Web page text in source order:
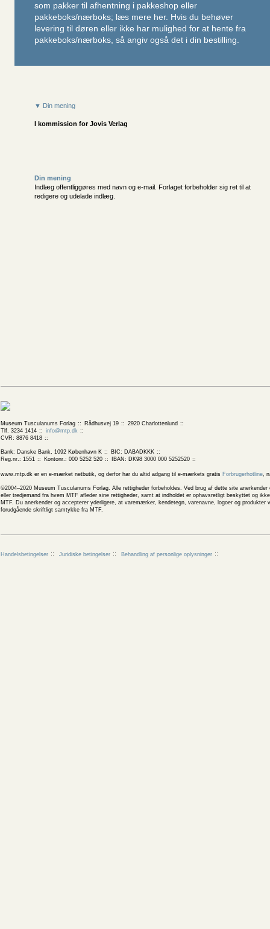
som pakker til afhentning i pakkeshop eller
pakkeboks/nærboks; læs mere her. Hvis du behøver
levering til døren eller ikke har mulighed for at hente fra
pakkeboks/nærboks, så angiv også det i din bestilling.
▼ Din mening
I kommission forJovis Verlag
Din mening
Indlæg offentliggøres med navn og e-mail. Forlaget forbeholder sig ret til at
redigere og udelade indlæg.
Museum Tusculanums Forlag Rådhusvej 19
2920 Charlottenlund
Tlf. 3234 1414
info@mtp.dk
CVR: 8876 8418
Bank: Danske Bank, 1092 København K
BIC: DABADKKK
Reg.nr.: 1551
Kontonr.: 000 5252 520 IBAN: DK98 3000 000 5252520
www.mtp.dk er en e-mærket netbutik, og derfor har du altid adgang til e-mærkets gratis Forbrugerhotline,
©2004–2020 Museum Tusculanums Forlag. Alle rettigheder forbeholdes. Ved brug af dette site
eller tredjemand fra hvem MTF afleder sine rettigheder, samt at indholdet er ophavsretligt beskyttet og
MTF. Du anerkender og accepterer yderligere, at varemærker, kendetegn, varenavne, logoer og
forudgående skriftligt samtykke fra MTF.
Handelsbetingelser Juridiske betingelser Behandling af personlige oplysninger